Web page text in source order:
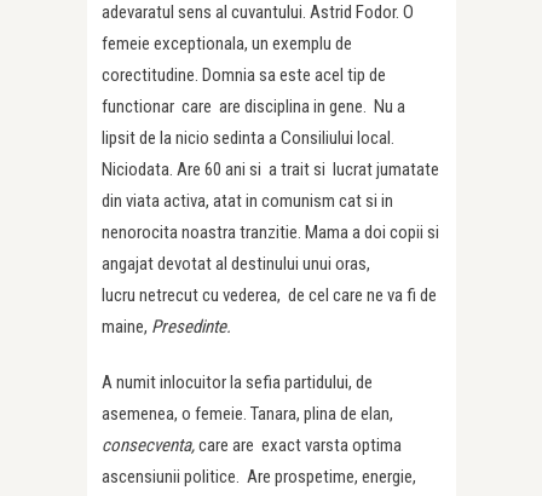
adevaratul sens al cuvantului. Astrid Fodor. O
femeie exceptionala, un exemplu de
corectitudine. Domnia sa este acel tip de
functionar care are disciplina in gene. Nu a
lipsit de la nicio sedinta a Consiliului local.
Niciodata. Are 60 ani si a trait si lucrat jumatate
din viata activa, atat in comunism cat si in
nenorocita noastra tranzitie. Mama a doi copii si
angajat devotat al destinului unui oras,
lucru netrecut cu vederea, de cel care ne va fi de
maine, Presedinte.
A numit inlocuitor la sefia partidului, de
asemenea, o femeie. Tanara, plina de elan,
consecventa,care are exact varsta optima
ascensiunii politice. Are prospetime, energie,